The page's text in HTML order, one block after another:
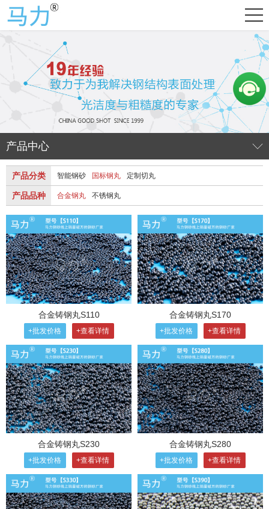
产品中心
产品分类 智能钢砂 国标钢丸 定制切丸
产品品种 合金钢丸 不锈钢丸
合金铸钢丸S110
+批发价格 +查看详情
合金铸钢丸S170
+批发价格 +查看详情
合金铸钢丸S230
+批发价格 +查看详情
合金铸钢丸S280
+批发价格 +查看详情